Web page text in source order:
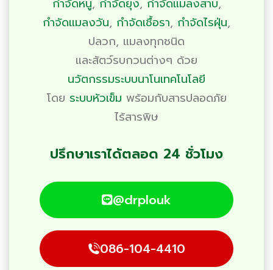
กำจัดแมลงวัน, กำจัดเชื้อรา, กำจัดไรฝุ่น,
ปลวก, แมลงทุกชนิด
และสัตว์รบกวนต่างๆ ด้วย
นวัตกรรมระบบนาโนเทคโนโลยี
โดย ระบบหัวเข็ม พร้อมกับสารปลอดภัย
ไร้สารพิษ
ปรึกษาเราได้ตลอด 24 ชั่วโมง
@drplouk
086-104-4410